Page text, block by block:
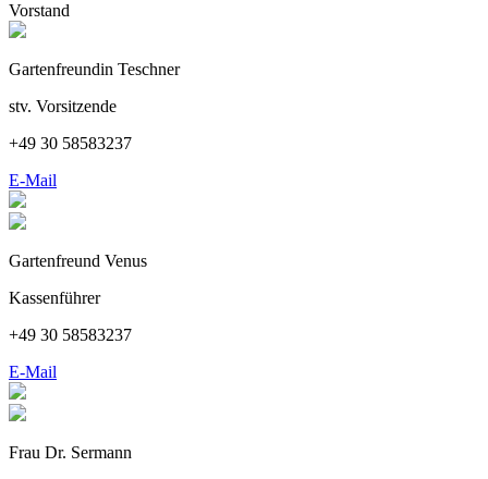
Vorstand
Gartenfreundin Teschner
stv. Vorsitzende
+49 30 58583237
E-Mail
Gartenfreund Venus
Kassenführer
+49 30 58583237
E-Mail
Frau Dr. Sermann